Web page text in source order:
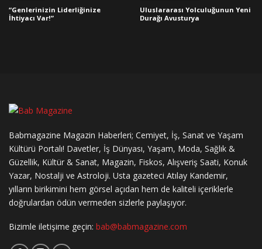
“Genlerinizin Liderliğinize
İhtiyacı Var!”
Uluslararası Yolculuğunun Yeni
Durağı Avusturya
Babmagazine Magazin Haberleri; Cemiyet, İş, Sanat ve Yaşam
Kültürü Portalı! Davetler, İş Dünyası, Yaşam, Moda, Sağlık &
Güzellik, Kültür & Sanat, Magazin, Fiskos, Alışveriş Saati, Konuk
Yazar, Nostalji ve Astroloji. Usta gazeteci Atılay Kandemir,
yılların birikimini hem görsel açıdan hem de kaliteli içeriklerle
doğrulardan ödün vermeden sizlerle paylaşıyor.
Bizimle iletişime geçin: bab@babmagazine.com